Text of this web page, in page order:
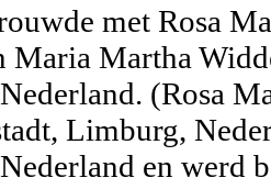
met Rosa
Maria Martha
(Rosa
Limburg,
en werd